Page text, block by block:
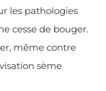
les pathologies
cesse de bouger.
même contre
sème